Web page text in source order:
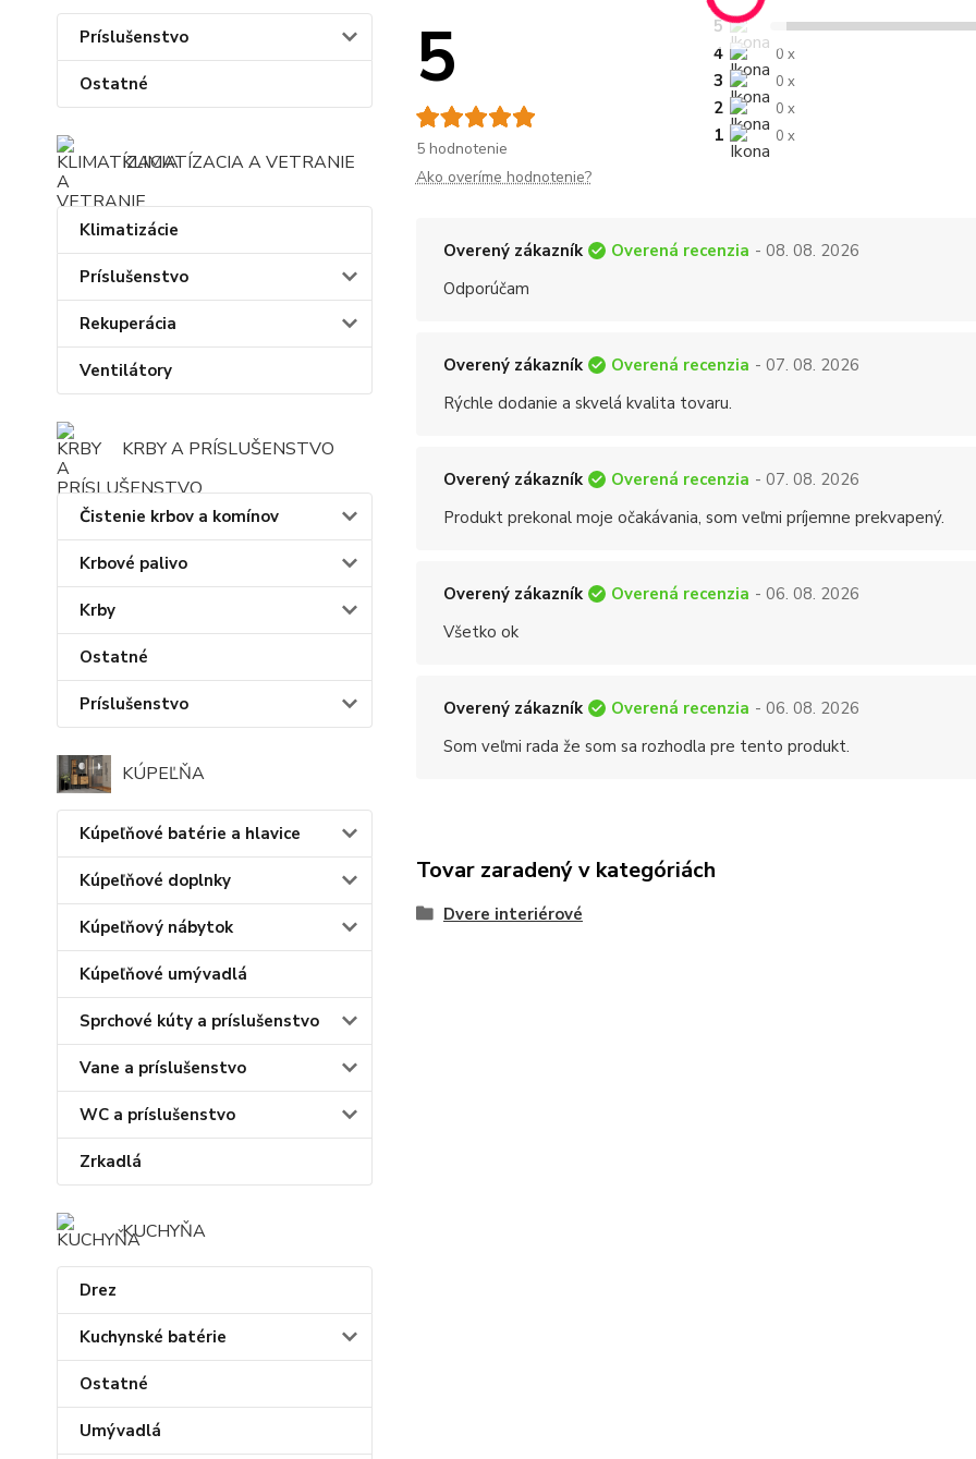
Príslušenstvo
Ostatné
KLIMATÍZACIA A VETRANIE
Klimatizácie
Príslušenstvo
Rekuperácia
Ventilátory
KRBY A PRÍSLUŠENSTVO
Čistenie krbov a komínov
Krbové palivo
Krby
Ostatné
Príslušenstvo
KÚPEĽŇA
Kúpeľňové batérie a hlavice
Kúpeľňové doplnky
Kúpeľňový nábytok
Kúpeľňové umývadlá
Sprchové kúty a príslušenstvo
Vane a príslušenstvo
WC a príslušenstvo
Zrkadlá
KUCHYŇA
Drez
Kuchynské batérie
Ostatné
Umývadlá
5
5 hodnotenie
5
4
0 x
3 0 x
2 0 x
1 0 x
Ako overíme hodnotenie?
Overený zákazník Overená recenzia - 08. 08. 2026
Odporúčam
Overený zákazník Overená recenzia - 07. 08. 2026
Rýchle dodanie a skvelá kvalita tovaru.
Overený zákazník Overená recenzia - 07. 08. 2026
Produkt prekonal moje očakávania, som veľmi príjemne prekvapený.
Overený zákazník Overená recenzia - 06. 08. 2026
Všetko ok
Overený zákazník Overená recenzia - 06. 08. 2026
Som veľmi rada že som sa rozhodla pre tento produkt.
Tovar zaradený v kategóriách
Dvere interiérové